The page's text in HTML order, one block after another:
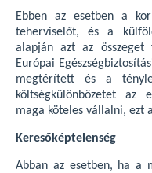
Ebben az esetben a
teherviselőt, és a
alapján azt az
Európai
megtérített és a
költségkülönbözetet az
maga köteles vállalni, ezt
Keresőképtelenség
Abban az esetben, ha a